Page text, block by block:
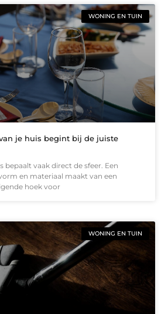
WONING EN TUIN
je huis begint bij de juiste
bepaalt vaak direct de sfeer. Een
en materiaal maakt van een
hoek voor
WONING EN TUIN